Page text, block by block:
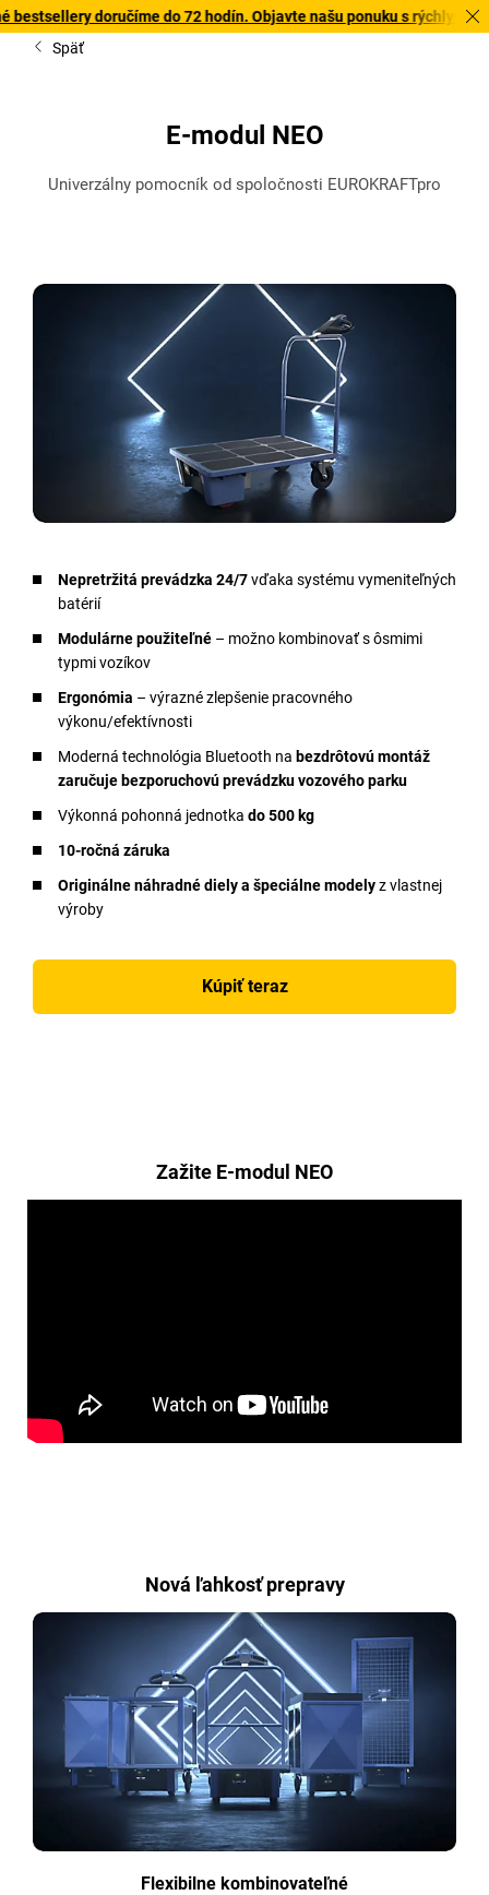
do 72 hodín. Objavte našu ponuku s rýchlym doručením tu
Späť
E-modul NEO
Univerzálny pomocník od spoločnosti EUROKRAFTpro
Nepretržitá prevádzka 24/7vďaka systému vymeniteľných
batérií
Modulárne použiteľné – možno kombinovať s ôsmimi
typmi vozíkov
Ergonómia – výrazné zlepšenie pracovného
výkonu/efektívnosti
Moderná technológia Bluetooth na bezdrôtovú montáž
zaručuje bezporuchovú prevádzku vozového parku
Výkonná pohonná jednotka do 500 kg
10-ročná záruka
Originálne náhradné diely a špeciálne modelyz vlastnej
výroby
Kúpiť teraz
Zažite E-modul NEO
Nová ľahkosť prepravy
Flexibilne kombinovateľné